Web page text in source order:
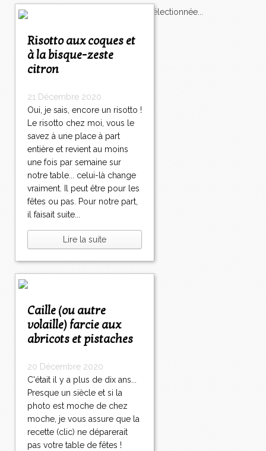
Risotto aux coques et
à la bisque-zeste
citron
21 Décembre 2020
Oui, je sais, encore un risotto !
Le risotto chez moi, vous le
savez à une place à part
entière et revient au moins
une fois par semaine sur
notre table... celui-là change
vraiment. Il peut être pour les
fêtes ou pas. Pour notre part,
il faisait suite...
Lire la suite
Caille (ou autre
volaille) farcie aux
abricots et pistaches
20 Décembre 2020
C'était il y a plus de dix ans...
Presque un siècle et si la
photo est moche de chez
moche, je vous assure que la
recette (clic) ne déparerait
pas votre table de fêtes !
L'Express style m'a sélectionnée...
L'actuSaveurssur
lexpress.fr/Styles